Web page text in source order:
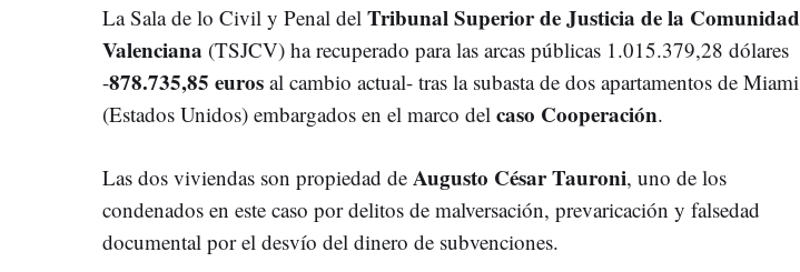
La Sala de lo Civil y Penal del Tribunal Superior de Justicia de la Comunidad
Valenciana (TSJCV) ha recuperado para las arcas públicas 1.015.379,28 dólares
-878.735,85 euros al cambio actual- tras la subasta de dos apartamentos de Miami
(Estados Unidos) embargados en el marco del caso Cooperación.
Las dos viviendas son propiedad de Augusto César Tauroni, uno de los
condenados en este caso por delitos de malversación, prevaricación y falsedad
documental por el desvío del dinero de subvenciones.